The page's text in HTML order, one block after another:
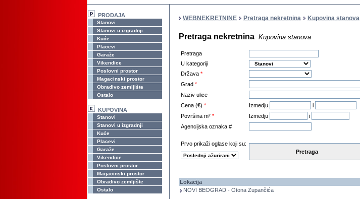
PRODAJA
Stanovi
Stanovi u izgradnji
Kuće
Placevi
Garaže
Vikendice
Poslovni prostor
Magacinski prostor
Obradivo zemljište
Ostalo
KUPOVINA
Stanovi
Stanovi u izgradnji
Kuće
Placevi
Garaže
Vikendice
Poslovni prostor
Magacinski prostor
Obradivo zemljište
Ostalo
WEBNEKRETNINE Pretraga nekretnina Kupovina stanova
Pretraga nekretnina Kupovina stanova
Pretraga
U kategoriji
Država *
Grad *
Naziv ulice
Cena (€) * Izmedju
i
Površina m² * Izmedju
i
Agencijska oznaka #
Prvo prikaži oglase koji su:
Pretraga
Lokacija
NOVI BEOGRAD - Otona Zupančića